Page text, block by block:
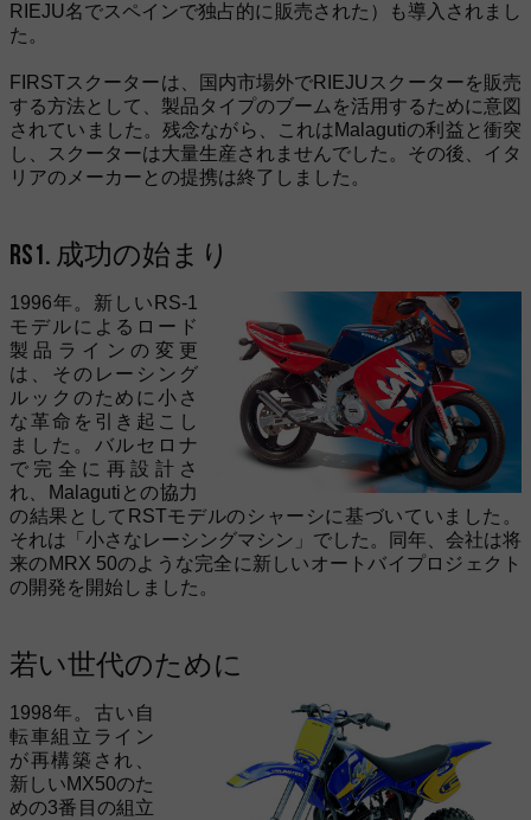
RIEJU名でスペインで独占的に販売された）も導入されまし
た。
FIRSTスクーターは、国内市場外でRIEJUスクーターを販売
する方法として、製品タイプのブームを活用するために意図
されていました。残念ながら、これはMalagutiの利益と衝突
し、スクーターは大量生産されませんでした。その後、イタ
リアのメーカーとの提携は終了しました。
RS1. 成功の始まり
1996年。新しいRS-1
モデルによるロード
製品ラインの変更
は、そのレーシング
ルックのために小さ
な革命を引き起こし
ました。バルセロナ
で完全に再設計さ
れ、Malagutiとの協力
の結果としてRSTモデルのシャーシに基づいていました。
それは「小さなレーシングマシン」でした。同年、会社は将
来のMRX 50のような完全に新しいオートバイプロジェクト
の開発を開始しました。
若い世代のために
1998年。古い自
転車組立ライン
が再構築され、
新しいMX50のた
めの3番目の組立